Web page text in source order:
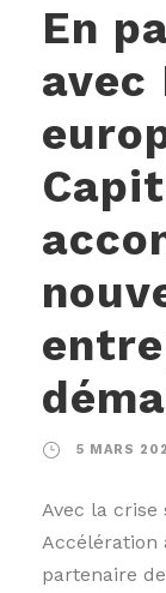
En
avec
5 MARS
Avec la crise
Accélération
partenaire